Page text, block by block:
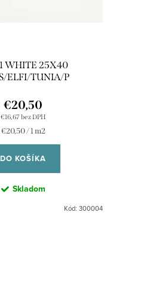
WHITE 25X40
ELFI/TUNIA/P
€16,67 bez DPH
€20,50
Jednotková
€20,50 / 1 m2
DO KOŠÍKA
Skladom
Kód: 300004